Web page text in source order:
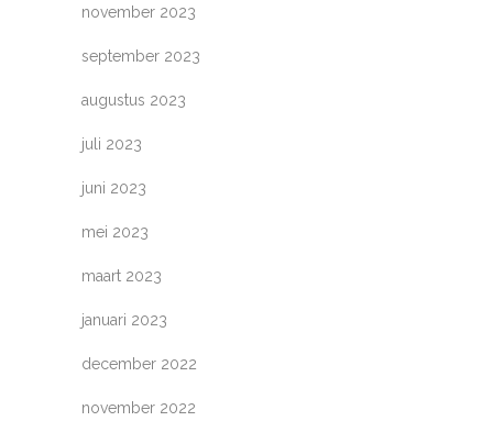
november 2023
september 2023
augustus 2023
juli 2023
juni 2023
mei 2023
maart 2023
januari 2023
december 2022
november 2022